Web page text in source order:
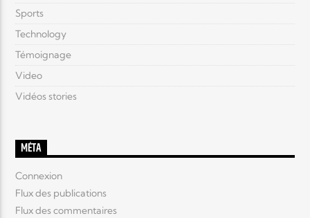
Sports
Technology
Témoignage
Video
Vidéos stories
MÉTA
Connexion
Flux des publications
Flux des commentaires